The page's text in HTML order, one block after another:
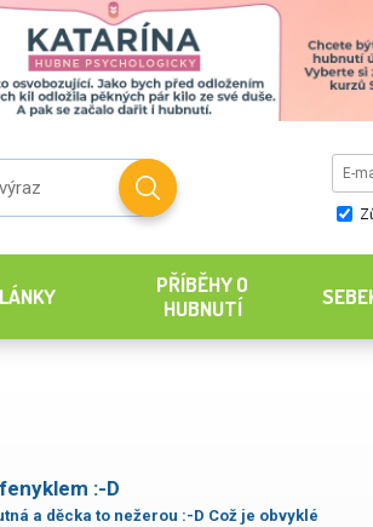
PŘÍBĚHY O
HUBNUTÍ
:-D
a děcka to nežerou :-D Což je obvyklé